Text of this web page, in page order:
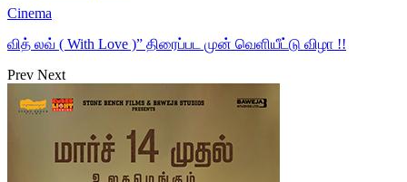
Cinema
வித் லவ் ( With Love )” திரைப்பட முன் வெளியீட்டு விழா !!
Prev Next